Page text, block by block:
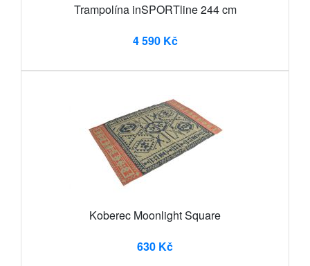
Trampolína inSPORTline 244 cm
4 590 Kč
Koberec Moonlight Square
630 Kč